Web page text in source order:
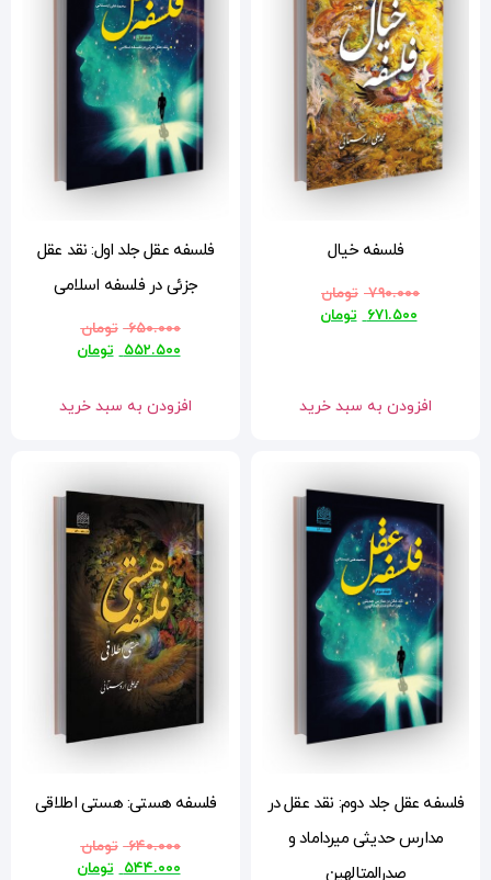
فلسفه عقل جلد اول: نقد عقل
جزئی در فلسفه اسلامی
۶۵۰.۰۰۰ تومان
افزودن به سبد خرید
فلسفه هستی: هستی اطلاقی
۶۴۰.۰۰۰ تومان
۵۴۴.۰۰۰